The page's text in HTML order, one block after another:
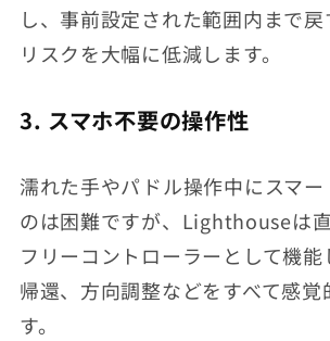
し、事前設定された範囲内まで
リスクを大幅に低減します。
3. スマホ不要の操作性
濡れた手やパドル操作中にスマー
のは困難ですが、Lighthouseは
フリーコントローラーとして機能
帰還、方向調整などをすべて感覚
す。